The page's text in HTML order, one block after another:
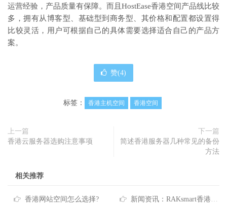
运营经验，产品质量有保障。而且HostEase香港空间产品线比较
多，拥有从博客型、基础型到商务型、其价格和配置都设置得
比较灵活，用户可根据自己的具体需要选择适合自己的产品方
案。
赞(4)
标签： 香港主机空间 香港空间
上一篇
香港云服务器选购注意事项
下一篇
简述香港服务器几种常见的备份
方法
相关推荐
香港网站空间怎么选择? 新闻资讯：RAKsmart香港机房网络升级公告